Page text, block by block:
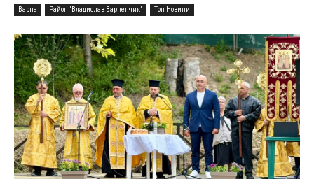
Варна Район "Владислав Варненчик" Топ Новини